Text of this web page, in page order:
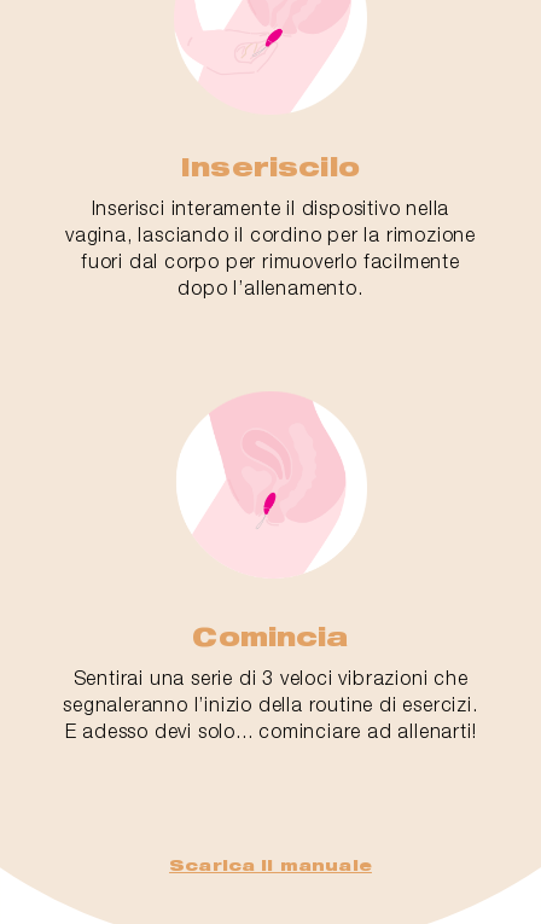
Inseriscilo
Inserisci interamente il dispositivo nella
vagina, lasciando il cordino per la rimozione
fuori dal corpo per rimuoverlo facilmente
dopo l’allenamento.
Comincia
Sentirai una serie di 3 veloci vibrazioni che
segnaleranno l’inizio della routine di esercizi.
E adesso devi solo... cominciare ad allenarti!
Scarica il manuale